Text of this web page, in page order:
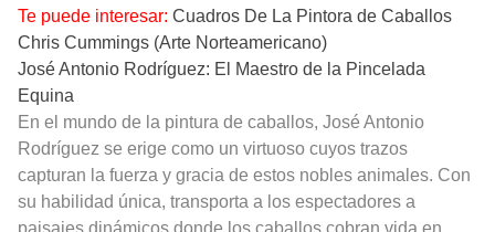
Te puede interesar: Cuadros De La Pintora de Caballos
Chris Cummings (Arte Norteamericano)
José Antonio Rodríguez: El Maestro de la Pincelada
Equina
En el mundo de la pintura de caballos, José Antonio
Rodríguez se erige como un virtuoso cuyos trazos
capturan la fuerza y gracia de estos nobles animales. Con
su habilidad única, transporta a los espectadores a
paisajes dinámicos donde los caballos cobran vida en